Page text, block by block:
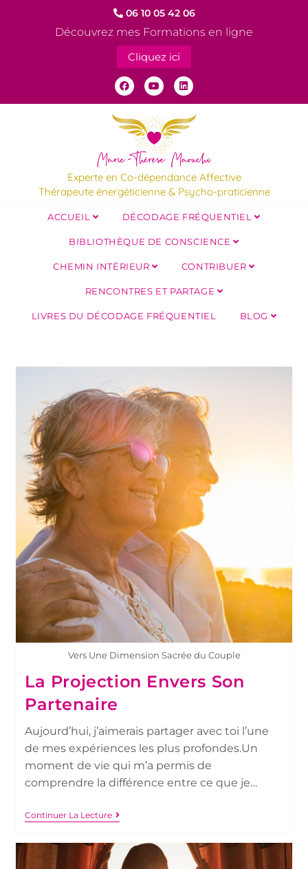
06 10 05 42 06
Découvrez mes Formations en ligne
Cliquez ici
Experte en Co-dépendance Affective
Thérapeute énergéticienne & Psycho-praticienne
ACCUEIL DÉCODAGE FRÉQUENTIEL
BIBLIOTHÈQUE DE CONSCIENCE
CHEMIN INTÉRIEUR CONTRIBUER
RENCONTRES ET PARTAGE
LIVRES DU DÉCODAGE FRÉQUENTIEL BLOG
Vers Une Dimension Sacrée du Couple
La Projection Envers Son
Partenaire
Aujourd’hui, j’aimerais partager avec toi l’une
de mes expériences les plus profondes.Un
moment de vie qui m’a permis de
comprendre la différence entre ce que je…
Continuer La Lecture